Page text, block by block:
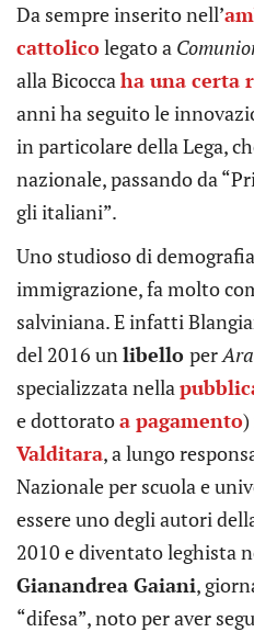
Da sempre inserito nell’
cattolicolegato a
alla Bicoccaha una certa
anni ha seguito le
in particolare della Lega,
nazionale, passando da
gli italiani”.
Uno studioso di
immigrazione, fa molto
salviniana. E infatti
del 2016 unlibello per
specializzata nella
e dottoratoa pagamento)
Valditara, a lungo
Nazionale per scuola e
essere uno degli autori
2010 e diventato leghista
Gianandrea Gaiani,
“difesa”, noto per aver